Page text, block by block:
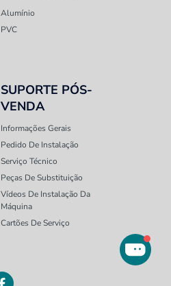
Alumínio
PVC
SUPORTE PÓS-
VENDA
Informações Gerais
Pedido De Instalação
Serviço Técnico
Peças De Substituição
Vídeos De Instalação Da
Máquina
Cartões De Serviço